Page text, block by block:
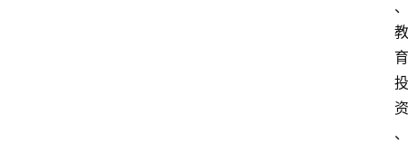
、
教
育
投
资
、